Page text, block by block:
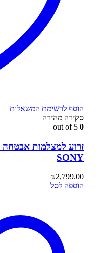
הוסף לרשימת המשאלות
סקירה מהירה
0
SONY
₪2,799.00
הוספה לסל